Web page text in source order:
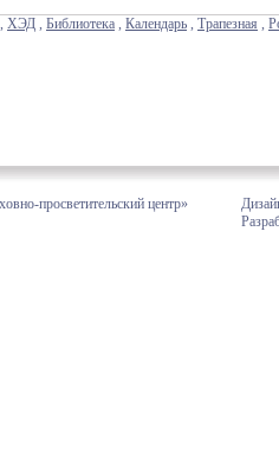
, ХЭД , Библиотека , Календарь , Трапезная ,
просветительский центр»